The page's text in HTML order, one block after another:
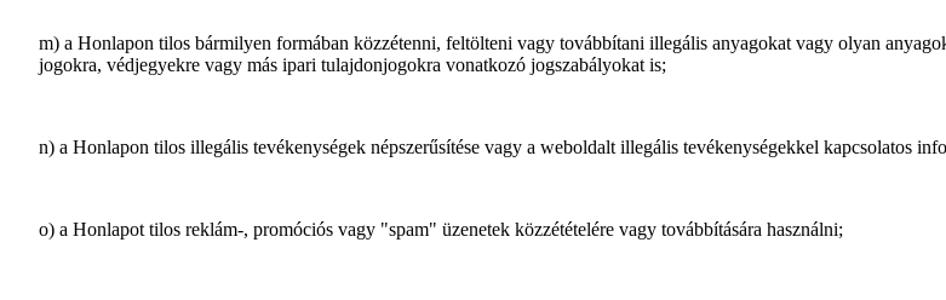
m) a Honlapon tilos bármilyen formában közzétenni, feltölteni vagy továbbítani illegális anyagokat vagy olyan
jogokra, védjegyekre vagy más ipari tulajdonjogokra vonatkozó jogszabályokat is;
n) a Honlapon tilos illegális tevékenységek népszerűsítése vagy a weboldalt illegális tevékenységekkel kapcsolatos
o) a Honlapot tilos reklám-, promóciós vagy "spam" üzenetek közzétételére vagy továbbítására használni;